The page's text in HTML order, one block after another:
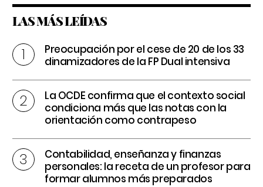
LAS MÁS LEÍDAS
Preocupación por el cese de 20 de los 33
dinamizadores de la FP Dual intensiva
La OCDE confirma que el contexto social
condiciona más que las notas con la
orientación como contrapeso
Contabilidad, enseñanza y finanzas
personales: la receta de un profesor para
formar alumnos más preparados